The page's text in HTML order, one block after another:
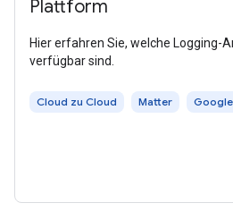
Plattform
Hier erfahren Sie, welche Logging-
verfügbar sind.
Cloud zu Cloud Matter